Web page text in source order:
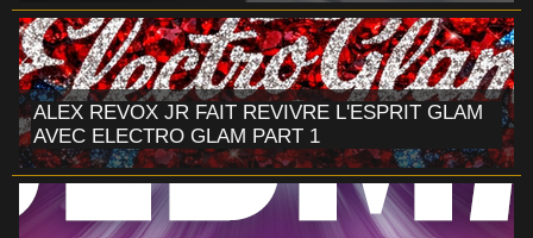
ALEX REVOX JR FAIT REVIVRE L'ESPRIT GLAM
AVEC ELECTRO GLAM PART 1